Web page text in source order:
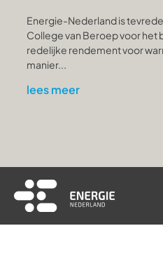
Energie-Nederland is
College van Beroep voor het
redelijke rendement voor
manier...
lees meer